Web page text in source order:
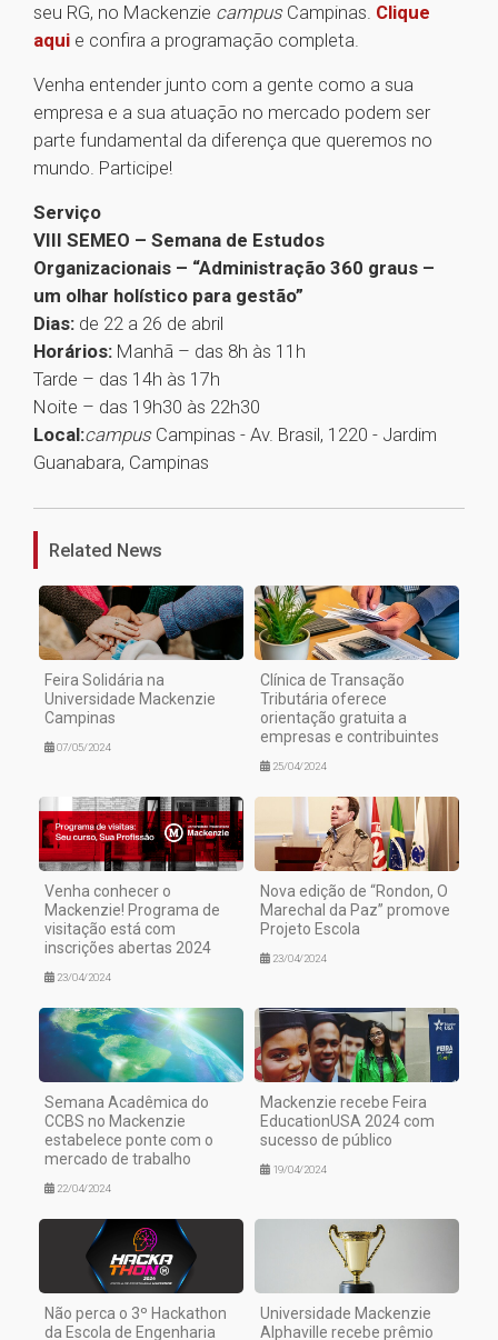
seu RG, no Mackenzie campus Campinas. Clique
aqui e confira a programação completa.
Venha entender junto com a gente como a sua
empresa e a sua atuação no mercado podem ser
parte fundamental da diferença que queremos no
mundo. Participe!
Serviço
VIII SEMEO – Semana de Estudos
Organizacionais – “Administração 360 graus –
um olhar holístico para gestão”
Dias: de 22 a 26 de abril
Horários: Manhã – das 8h às 11h
Tarde – das 14h às 17h
Noite – das 19h30 às 22h30
Local:campus Campinas - Av. Brasil, 1220 - Jardim
Guanabara, Campinas
Related News
Feira Solidária na
Universidade Mackenzie
Campinas
07/05/2024
Clínica de Transação
Tributária oferece
orientação gratuita a
empresas e contribuintes
25/04/2024
Venha conhecer o
Mackenzie! Programa de
visitação está com
inscrições abertas 2024
23/04/2024
Nova edição de “Rondon, O
Marechal da Paz” promove
Projeto Escola
23/04/2024
Semana Acadêmica do
CCBS no Mackenzie
estabelece ponte com o
mercado de trabalho
22/04/2024
Mackenzie recebe Feira
EducationUSA 2024 com
sucesso de público
19/04/2024
Não perca o 3º Hackathon
da Escola de Engenharia
Universidade Mackenzie
Alphaville recebe prêmio